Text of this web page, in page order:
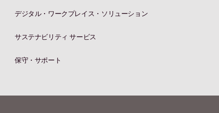
デジタル・ワークプレイス・ソリューション
サステナビリティ サービス
保守・サポート